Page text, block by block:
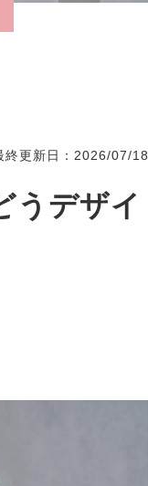
終更新日 ：2026/07/18
うデザイ